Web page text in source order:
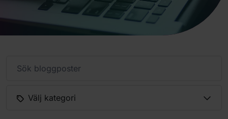
Välj kategori